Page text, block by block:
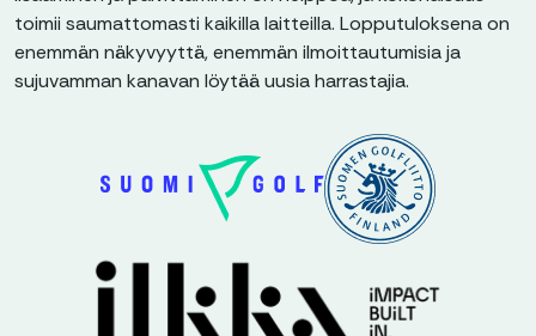
toimii saumattomasti kaikilla laitteilla. Lopputuloksena on
enemmän näkyvyyttä, enemmän ilmoittautumisia ja
sujuvamman kanavan löytää uusia harrastajia.